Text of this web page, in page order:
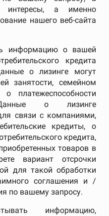
а именно
нашего веб-сайта
информацию о вашей
кредита
о лизинге могут
занятости, семейном
платежеспособности
о лизинге
связи с компаниями,
кредиты, о
кредита,
товаров в
вариант отсрочки
для такой обработки
соглашения и /
по вашему запросу.
информацию,